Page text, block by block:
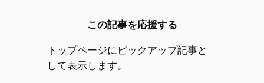
この記事を応援する
トップページにピックアップ記事と
して表示します。